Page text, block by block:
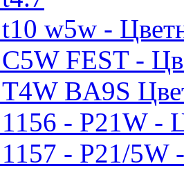
w5w -
FEST -
BA9S
- P21W -
- P21/5W